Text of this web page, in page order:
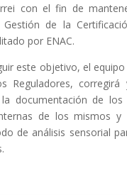
con el fin de
Gestión de la
por ENAC.
este objetivo, el
Reguladores,
documentación de los
de los mismos y
de análisis sensorial